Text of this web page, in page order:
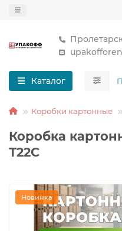
Каталог
Коробки картонные
Коробка
Т22С
Новинка